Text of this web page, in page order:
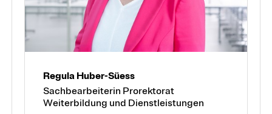
Regula Huber-Süess
Sachbearbeiterin Prorektorat
Weiterbildung und Dienstleistungen